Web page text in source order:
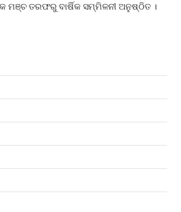
ମଞ୍ଚ ତରଫରୁ ବାର୍ଷିକ ସମ୍ମିଳନୀ ଅନୁଷ୍ଠିତ ।